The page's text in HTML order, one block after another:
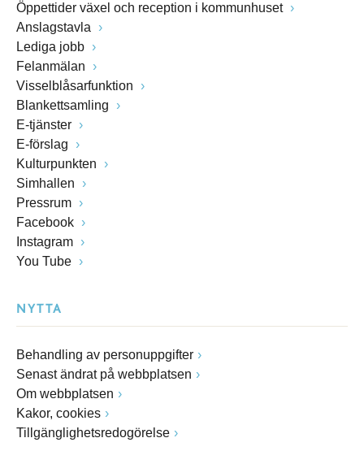
Öppettider växel och reception i kommunhuset
Anslagstavla
Lediga jobb
Felanmälan
Visselblåsarfunktion
Blankettsamling
E-tjänster
E-förslag
Kulturpunkten
Simhallen
Pressrum
Facebook
Instagram
You Tube
NYTTA
Behandling av personuppgifter
Senast ändrat på webbplatsen
Om webbplatsen
Kakor, cookies
Tillgänglighetsredogörelse